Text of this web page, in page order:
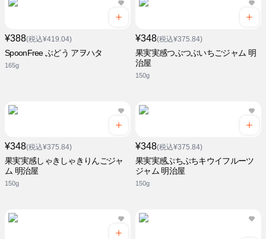
¥388(税込¥419.04)
SpoonFree ぶどう アヲハタ
165g
¥348(税込¥375.84)
果実実感つぶつぶいちごジャム 明
治屋
150g
¥348(税込¥375.84)
果実実感しゃきしゃきりんごジャ
ム 明治屋
150g
¥348(税込¥375.84)
果実実感ぷちぷちキウイフルーツ
ジャム 明治屋
150g